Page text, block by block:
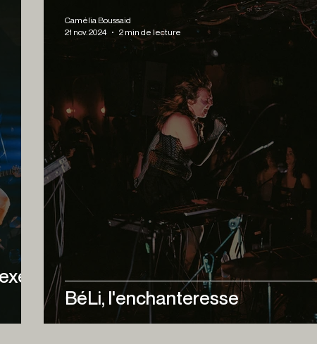
Arts vivants Arts visuels
Coup de coeur francophone
Danse Photoreportage littérature
BéLi, l'enchanteresse
Camélia Boussaid
21 nov. 2024
2 min de lecture